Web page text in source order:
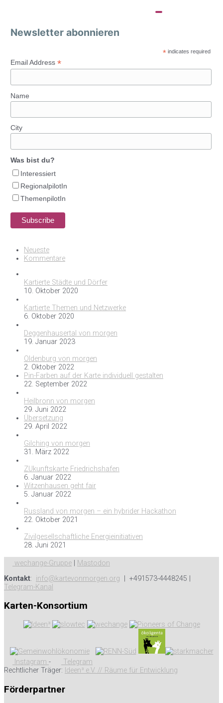
Newsletter abonnieren
* indicates required
Email Address *
Name
City
Was bist du?
Interessiert
RegionalpilotIn
ThemenpilotIn
Neueste
Kommentare
Kartierte Städte und Dörfer
10. Oktober 2020
Kartierte Themen und Netzwerke
6. Oktober 2020
Deggenhausertal von morgen
19. Januar 2023
Oldenburg von morgen
2. Oktober 2022
Pin-Farben auf der Karte individuell gestalten
22. September 2022
Heilbronn von morgen
29. Juni 2022
Übersetzung
29. April 2022
Gilching von morgen
31. März 2022
ZUkunftskarte Friedrichshafen
6. Januar 2022
Witzenhausen geht fair
5. Januar 2022
Russland von morgen – ein hybrider Hackathon
22. Oktober 2021
Zivilgesellschaftliche Energieinitiativen
28. Juni 2021
wechange-Gruppe
Mastodon
Kontakt: info@kartevonmorgen.org | +491573-4448245 |
Telegram-Kanal
Karten-Konsortium
Instagram -
Telegram
Rechtlicher Träger: Ideen³ e.V. // Räume für Entwicklung
Förderpartner